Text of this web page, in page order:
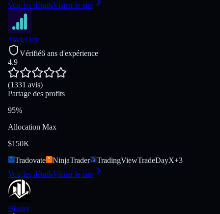
Voir les détailsVisiter le site
TradeDay
Vérifié6 ans d'expérience
4.9
(1331 avis)
Partage des profits
95%
Allocation Max
$150K
Tradovate
NinjaTrader TradingViewTradeDayX+3
Voir les détailsVisiter le site
Blusky